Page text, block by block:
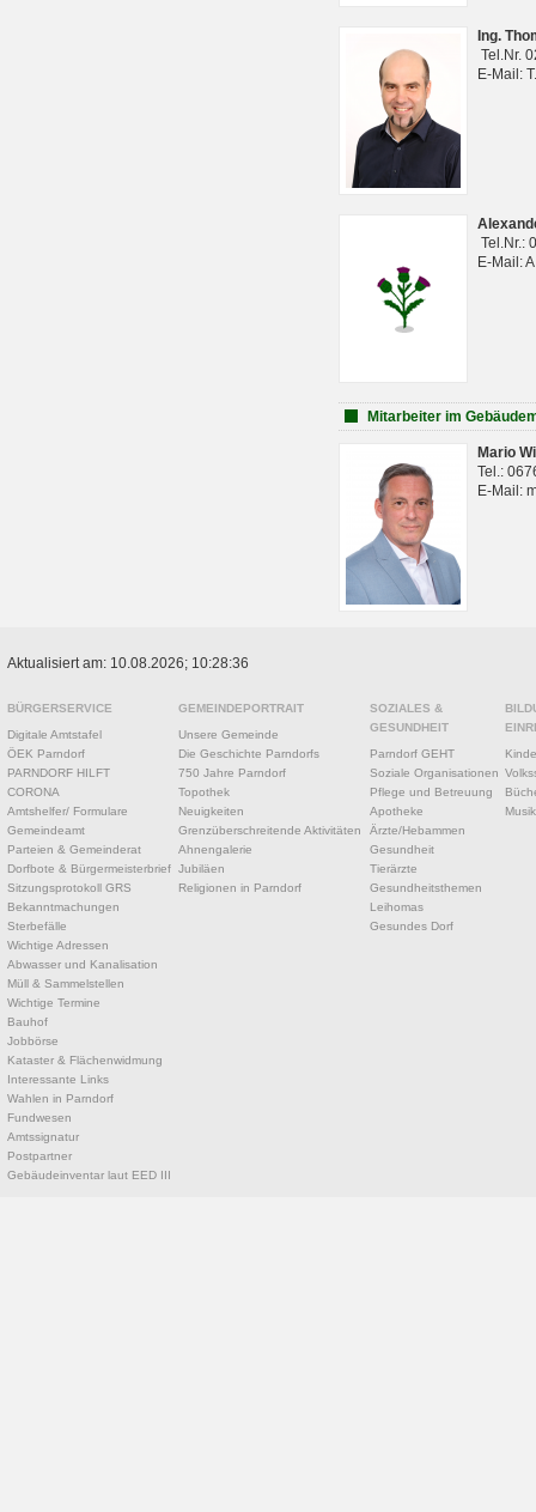
Ing.
Tel.Nr.
E-Mail:
Tel.Nr.:
E-Mail:
Mitarbeiter im
Mario
Tel.:
E-Mail:
Aktualisiert am: 10.08.2026; 10:28:36
BÜRGERSERVICE
Digitale Amtstafel
ÖEK Parndorf
PARNDORF HILFT
CORONA
Amtshelfer/ Formulare
Gemeindeamt
Parteien & Gemeinderat
Dorfbote & Bürgermeisterbrief
Sitzungsprotokoll GRS
Bekanntmachungen
Sterbefälle
Wichtige Adressen
Abwasser und Kanalisation
Müll & Sammelstellen
Wichtige Termine
Bauhof
Jobbörse
Kataster & Flächenwidmung
Interessante Links
Wahlen in Parndorf
Fundwesen
Amtssignatur
Postpartner
Gebäudeinventar laut EED III
GEMEINDEPORTRAIT
Unsere Gemeinde
Die Geschichte Parndorfs
750 Jahre Parndorf
Topothek
Neuigkeiten
Grenzüberschreitende Aktivitäten
Ahnengalerie
Jubiläen
Religionen in Parndorf
SOZIALES &
GESUNDHEIT
Parndorf GEHT
Soziale Organisationen
Pflege und Betreuung
Apotheke
Ärzte/Hebammen
Gesundheit
Tierärzte
Gesundheitsthemen
Leihomas
Gesundes Dorf